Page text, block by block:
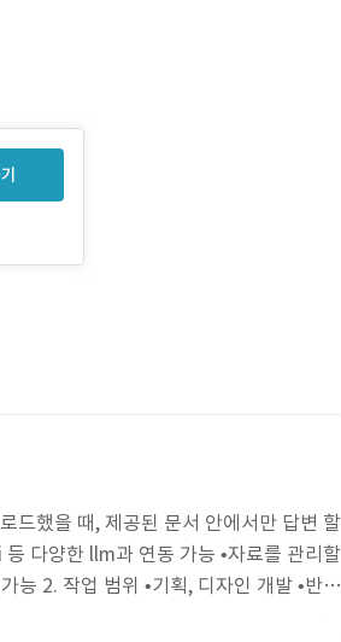
드했을 때, 제공된 문서 안에서만 답변 할
다양한 llm과 연동 가능 •자료를 관리할
능 2. 작업 범위 •기획, 디자인 개발 •반응